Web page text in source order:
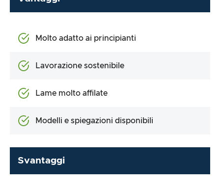
Molto adatto ai principianti
Lavorazione sostenibile
Lame molto affilate
Modelli e spiegazioni disponibili
Svantaggi